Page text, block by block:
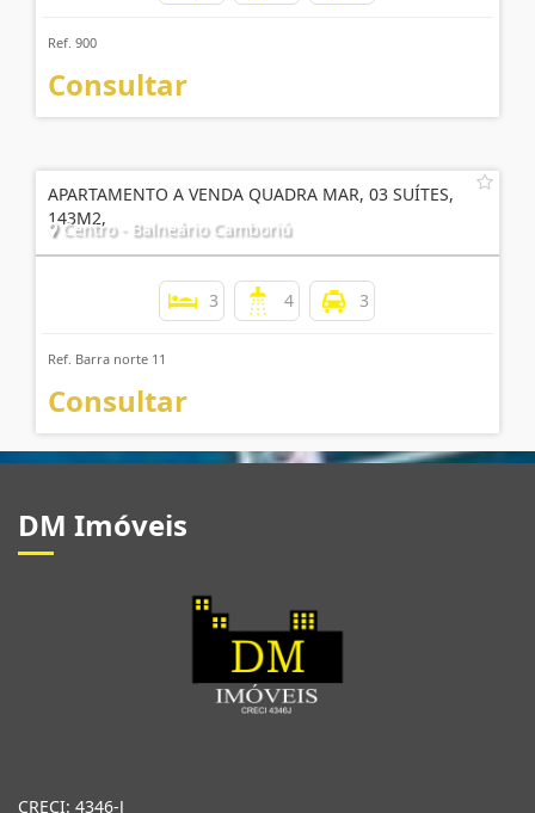
Ref. 900
Consultar
APARTAMENTO A VENDA QUADRA MAR, 03 SUÍTES,
143M2,
Centro - Balneário Camboriú
3 4 3
Ref. Barra norte 11
Consultar
DM Imóveis
CRECI: 4346-J